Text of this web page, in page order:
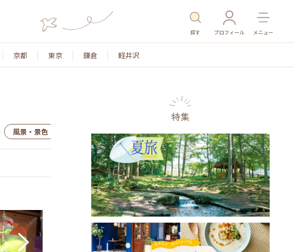
探す プロフィール メニュー
京都 東京 鎌倉 軽井沢
風景・景色 名所・旧跡 温泉・スパ その他施設 ごはん
特集